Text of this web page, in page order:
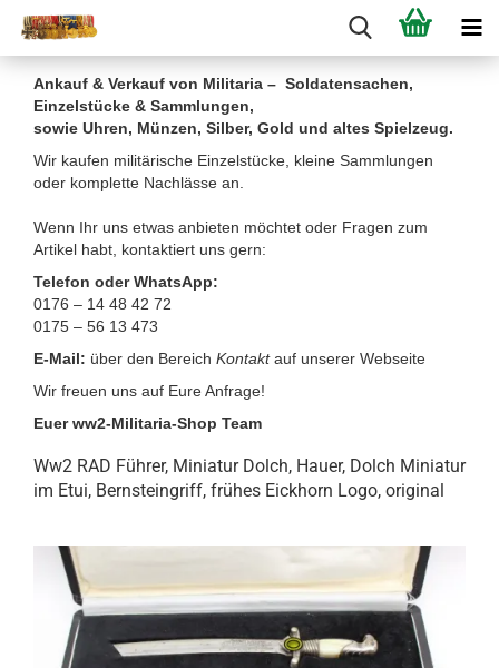
Ankauf & Verkauf von Militaria – Soldatensachen,
Einzelstücke & Sammlungen,
sowie Uhren, Münzen, Silber, Gold und altes Spielzeug.
Wir kaufen militärische Einzelstücke, kleine Sammlungen
oder komplette Nachlässe an.
Wenn Ihr uns etwas anbieten möchtet oder Fragen zum
Artikel habt, kontaktiert uns gern:
Telefon oder WhatsApp:
0176 – 14 48 42 72
0175 – 56 13 473
E-Mail: über den Bereich Kontakt auf unserer Webseite
Wir freuen uns auf Eure Anfrage!
Euer ww2-Militaria-Shop Team
Ww2 RAD Führer, Miniatur Dolch, Hauer, Dolch Miniatur
im Etui, Bernsteingriff, frühes Eickhorn Logo, original